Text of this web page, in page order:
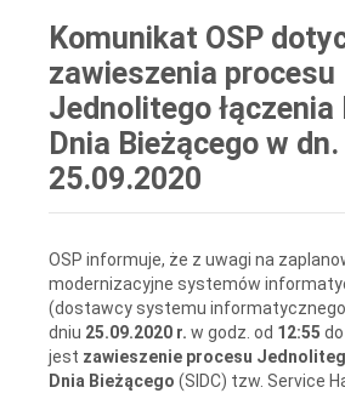
Komunikat OSP
zawieszenia procesu
Jednolitego łączenia
Dnia Bieżącego w dn.
25.09.2020
OSP informuje, że z uwagi na
modernizacyjne systemów
(dostawcy systemu informatycznego
dniu 25.09.2020 r. w godz. od 12:55 do
jest zawieszenie procesu
Dnia Bieżącego (SIDC) tzw. Service